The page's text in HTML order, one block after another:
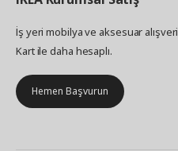
İş yeri mobilya ve aksesuar
Kart ile daha hesaplı.
Hemen Başvurun